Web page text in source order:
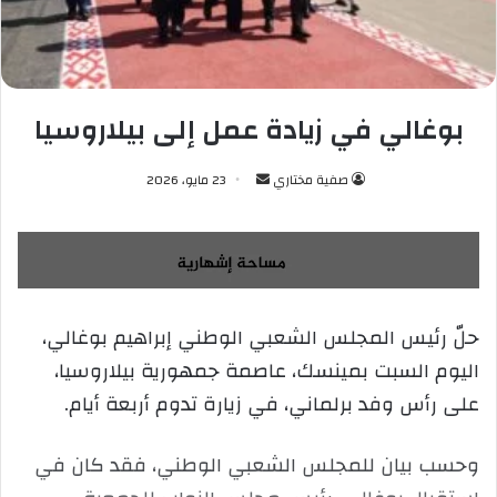
بوغالي في زيادة عمل إلى بيلاروسيا
صفية مختاري
س
ل
ب
ي
د
إ
ك
23 مايو، 2026
حلّ رئيس المجلس الشعبي الوطني إبراهيم بوغالي،
اليوم السبت بمينسك، عاصمة جمهورية بيلاروسيا،
على رأس وفد برلماني، في زيارة تدوم أربعة أيام.
وحسب بيان للمجلس الشعبي الوطني، فقد كان في